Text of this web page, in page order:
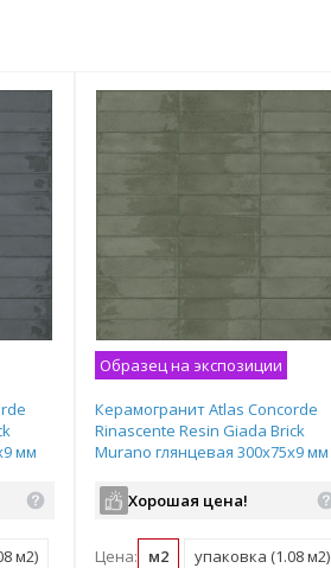
мм
м2)
Образец на экспозиции
Керамогранит Atlas Concorde
Rinascente Resin Giada Brick
Murano глянцевая 300х75х9 мм
Хорошая цена!
Цена: м2 упаковка (1.08 м2)